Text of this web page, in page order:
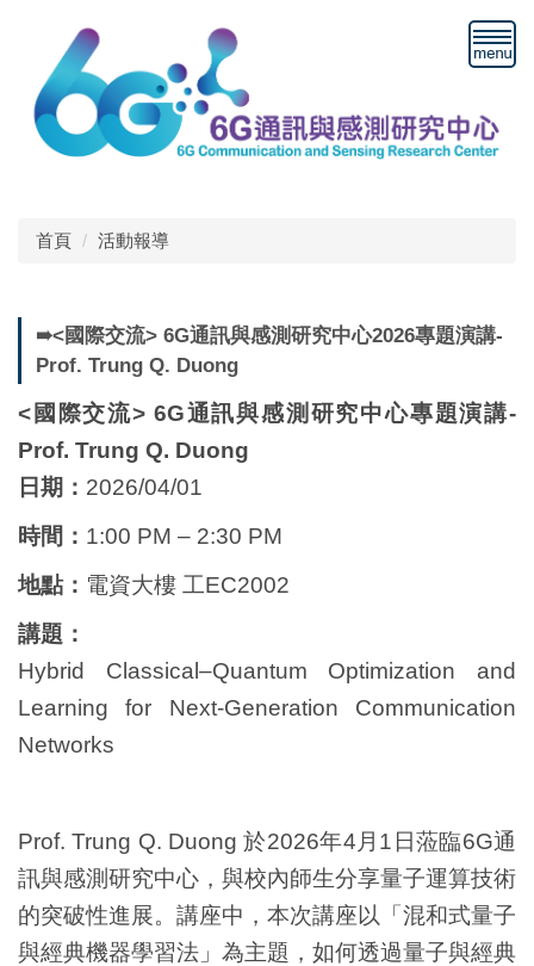
首頁
活動報導
➠<國際交流> 6G通訊與感測研究中心2026專題演講-
Prof. Trung Q. Duong
<國際交流> 6G通訊與感測研究中心專題演講-
Prof. Trung Q. Duong
日期： 2026/04/01
時間： 1:00 PM – 2:30 PM
地點： 電資大樓 工EC2002
講題：
Hybrid Classical–Quantum Optimization and
Learning for Next-Generation Communication
Networks
Prof. Trung Q. Duong 於2026年4月1日蒞臨6G通
訊與感測研究中心，與校內師生分享量子運算技術
的突破性進展。講座中，本次講座以「混和式量子
與經典機器學習法」為主題，如何透過量子與經典